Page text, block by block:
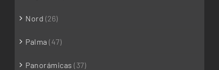
Nord (26)
Palma (47)
Panorámicas (37)